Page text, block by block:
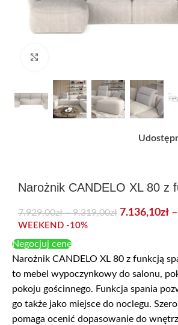
Narożnik CANDELO XL 80 z
7.929,00zł – 9.319,00zł 7.136,10zł –
WEEKEND -10%
Negocjuj cenę
Narożnik CANDELO XL 80 z funkcją
to mebel wypoczynkowy do salonu,
pokoju gościnnego. Funkcja spania
go także jako miejsce do noclegu.
pomaga ocenić dopasowanie do